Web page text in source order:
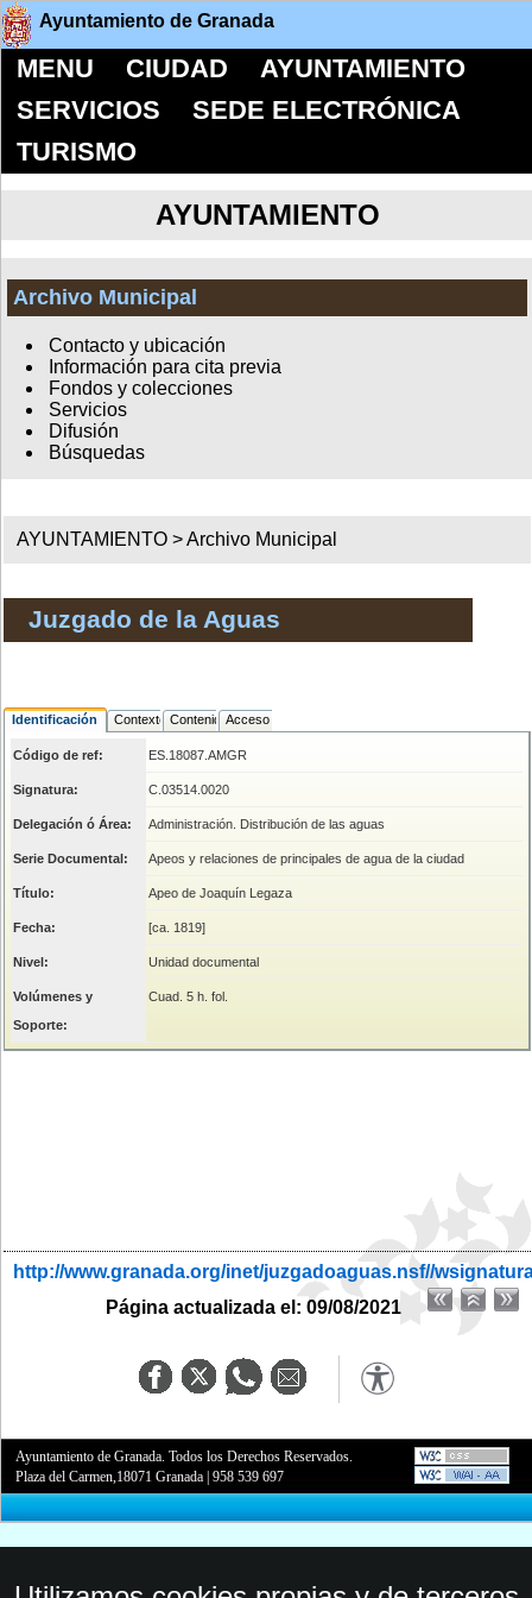
Ayuntamiento de Granada
MENU CIUDAD
AYUNTAMIENTO
SERVICIOS
SEDE ELECTRÓNICA
TURISMO
AYUNTAMIENTO
Archivo Municipal
Contacto y ubicación
Información para cita previa
Fondos y colecciones
Servicios
Difusión
Búsquedas
AYUNTAMIENTO >Archivo Municipal
Juzgado de la Aguas
Identificación Contexto ContenidoAcceso
Código de ref: ES.18087.AMGR
Signatura: C.03514.0020
Delegación ó Área: Administración. Distribución de las aguas
Serie Documental: Apeos y relaciones de principales de agua de la ciudad
Título: Apeo de Joaquín Legaza
Fecha: [ca. 1819]
Nivel: Unidad documental
Volúmenes y
Soporte:
Cuad. 5 h. fol.
http://www.granada.org/inet/juzgadoaguas.nsf//
Página actualizada el: 09/08/2021
Ayuntamiento de Granada. Todos los Derechos Reservados.
Plaza del Carmen,18071 Granada |958 539 697